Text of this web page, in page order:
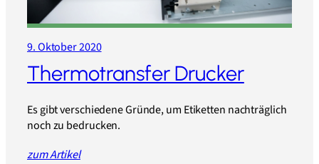
9. Oktober 2020
Thermotransfer Drucker
Es gibt verschiedene Gründe, um Etiketten nachträglich
noch zu bedrucken.
zum Artikel